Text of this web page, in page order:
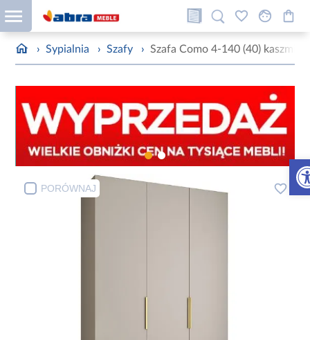
› Sypialnia › Szafy › Szafa Como 4-140 (40) kaszmir/
PORÓWNAJ